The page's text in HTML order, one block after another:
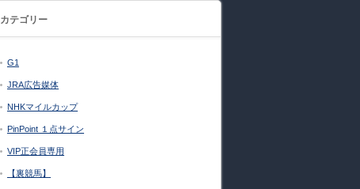
カテゴリー
G1
JRA広告媒体
NHKマイルカップ
PinPoint １点サイン
VIP正会員専用
【裏競馬】